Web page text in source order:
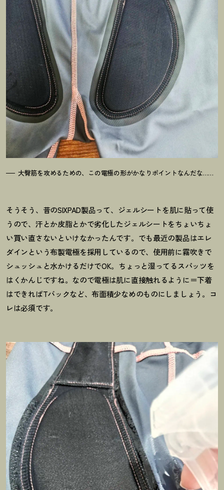
大臀筋を攻めるための、この電極の形がかなりポイントなんだな……
そうそう、昔のSIXPAD製品って、ジェルシートを肌に貼って使
うので、汗とか皮脂とかで劣化したジェルシートをちょいちょ
い買い直さないといけなかったんです。でも最近の製品はエレ
ダインという布製電極を採用しているので、使用前に霧吹きで
シュッシュと水かけるだけでOK。ちょっと湿ってるスパッツを
はくかんじですね。なので電極は肌に直接触れるように＝下着
はできればTバックなど、布面積少なめのものにしましょう。コ
レは必須です。